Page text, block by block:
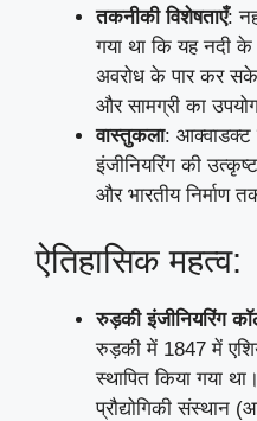
तकनीकी विशेषताएँ:
गया था कि यह नदी के
अवरोध के पार कर
और सामग्री का
वास्तुकला: आक्वाडक्ट
इंजीनियरिंग की
और भारतीय निर्माण
ऐतिहासिक महत्व:
रुड़की इंजीनियरिंग
रुड़की में 1847 में
स्थापित किया गया
प्रौद्योगिकी